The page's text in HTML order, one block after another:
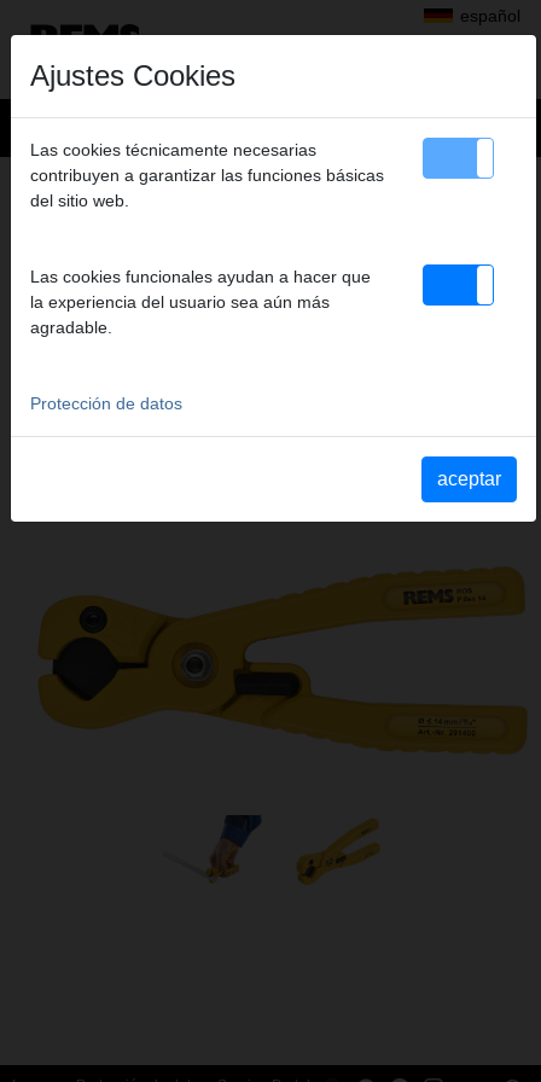
español
Productos>Cortar, Biselar, Escariar, Calibrar>REMS ROS P flex
> REMS ROS P flex 14
Art. nº. 291400 R
REMS ROS P flex. Einhand-Rohrschere für flexible
Kunststoffschläuche und weiche Kunststoffrohre. Mit Klinge. In
Ajustes Cookies
Las cookies técnicamente necesarias
contribuyen a garantizar las funciones básicas
del sitio web.
Las cookies funcionales ayudan a hacer que
la experiencia del usuario sea aún más
agradable.
Protección de datos
aceptar